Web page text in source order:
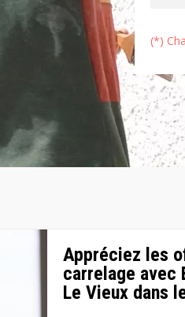
(*)
Appréciez les
carrelage avec
Le Vieux dans